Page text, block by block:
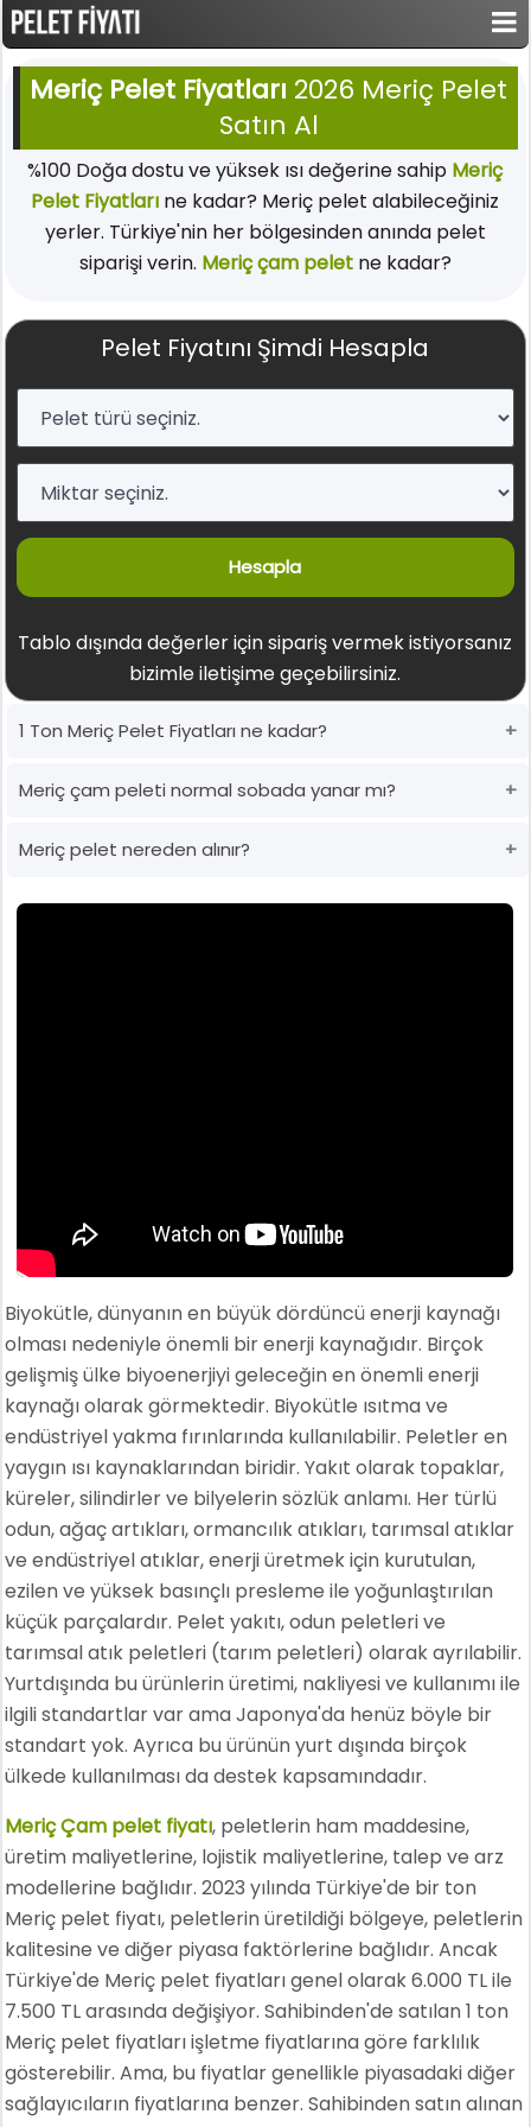
Meriç Pelet Fiyatları 2026 Meriç Pelet
Satın Al
%100 Doğa dostu ve yüksek ısı değerine sahip Meriç
Pelet Fiyatları ne kadar? Meriç pelet alabileceğiniz
yerler. Türkiye'nin her bölgesinden anında pelet
siparişi verin. Meriç çam peletne kadar?
Pelet Fiyatını Şimdi Hesapla
Hesapla
Tablo dışında değerler için sipariş vermek istiyorsanız
bizimle iletişime geçebilirsiniz.
1 Ton Meriç Pelet Fiyatları ne kadar?
Meriç çam peleti normal sobada yanar mı?
Meriç pelet nereden alınır?
Biyokütle, dünyanın en büyük dördüncü enerji kaynağı
olması nedeniyle önemli bir enerji kaynağıdır. Birçok
gelişmiş ülke biyoenerjiyi geleceğin en önemli enerji
kaynağı olarak görmektedir. Biyokütle ısıtma ve
endüstriyel yakma fırınlarında kullanılabilir. Peletler en
yaygın ısı kaynaklarından biridir. Yakıt olarak topaklar,
küreler, silindirler ve bilyelerin sözlük anlamı. Her türlü
odun, ağaç artıkları, ormancılık atıkları, tarımsal atıklar
ve endüstriyel atıklar, enerji üretmek için kurutulan,
ezilen ve yüksek basınçlı presleme ile yoğunlaştırılan
küçük parçalardır. Pelet yakıtı, odun peletleri ve
tarımsal atık peletleri (tarım peletleri) olarak ayrılabilir.
Yurtdışında bu ürünlerin üretimi, nakliyesi ve kullanımı ile
ilgili standartlar var ama Japonya'da henüz böyle bir
standart yok. Ayrıca bu ürünün yurt dışında birçok
ülkede kullanılması da destek kapsamındadır.
Meriç Çam pelet fiyatı, peletlerin ham maddesine,
üretim maliyetlerine, lojistik maliyetlerine, talep ve arz
modellerine bağlıdır. 2023 yılında Türkiye'de bir ton
Meriç pelet fiyatı, peletlerin üretildiği bölgeye, peletlerin
kalitesine ve diğer piyasa faktörlerine bağlıdır. Ancak
Türkiye'de Meriç pelet fiyatları genel olarak 6.000 TL ile
7.500 TL arasında değişiyor. Sahibinden'de satılan 1 ton
Meriç pelet fiyatları işletme fiyatlarına göre farklılık
gösterebilir. Ama, bu fiyatlar genellikle piyasadaki diğer
sağlayıcıların fiyatlarına benzer. Sahibinden satın alınan